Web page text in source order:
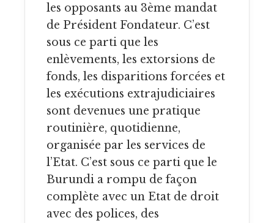
les opposants au 3ème mandat
de Président Fondateur. C’est
sous ce parti que les
enlèvements, les extorsions de
fonds, les disparitions forcées et
les exécutions extrajudiciaires
sont devenues une pratique
routinière, quotidienne,
organisée par les services de
l’Etat. C’est sous ce parti que le
Burundi a rompu de façon
complète avec un Etat de droit
avec des polices, des